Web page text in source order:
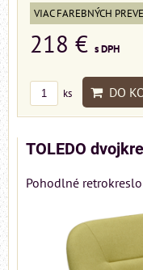
VIAC FAREBNÝCH
218 € s DPH
ks DO
TOLEDO
Pohodlné